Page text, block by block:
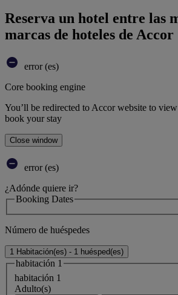
Reserva un hotel entre las
marcas de hoteles de Accor
error (es)
Core booking engine
You’ll be redirected to Accor website to
book your stay
Close window
error (es)
¿Adónde quiere ir?
Booking Dates
Número de huéspedes
1 Habitación(es) - 1 huésped(es)
habitación 1
habitación 1
Adulto(s)